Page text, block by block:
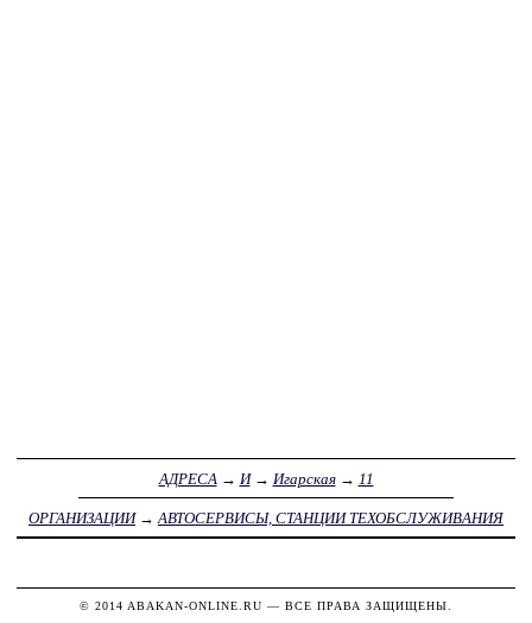
АДРЕСА → И→ Игарская→ 11
ОРГАНИЗАЦИИ→ АВТОСЕРВИСЫ, СТАНЦИИ ТЕХОБСЛУЖИВАНИЯ
© 2014 ABAKAN-ONLINE.RU — ВСЕ ПРАВА ЗАЩИЩЕНЫ.